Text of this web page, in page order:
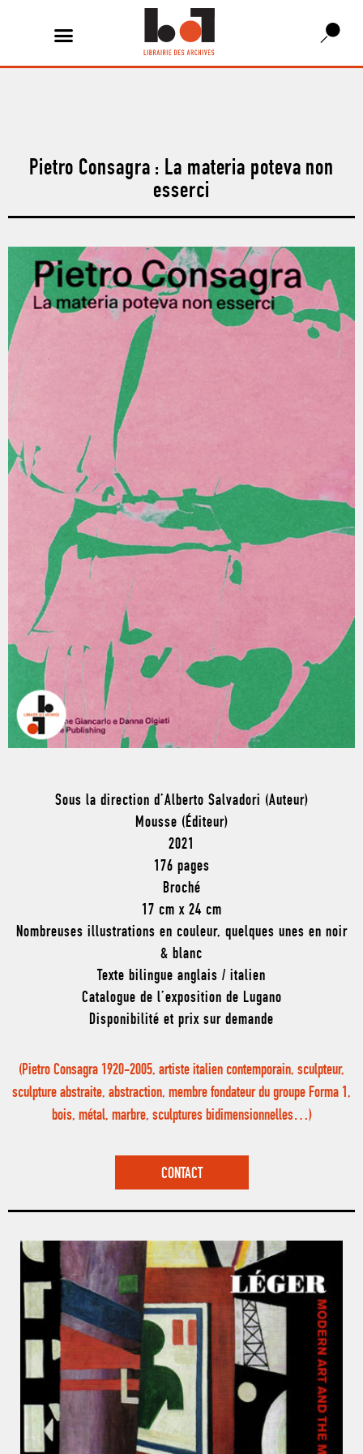
Pietro Consagra : La materia poteva non
esserci
Sous la direction d’Alberto Salvadori (Auteur)
Mousse (Éditeur)
2021
176 pages
Broché
17 cm x 24 cm
Nombreuses illustrations en couleur, quelques unes en noir
& blanc
Texte bilingue anglais / italien
Catalogue de l’exposition de Lugano
Disponibilité et prix sur demande
(Pietro Consagra 1920-2005, artiste italien contemporain, sculpteur,
sculpture abstraite, abstraction, membre fondateur du groupe Forma 1,
bois, métal, marbre, sculptures bidimensionnelles…)
CONTACT